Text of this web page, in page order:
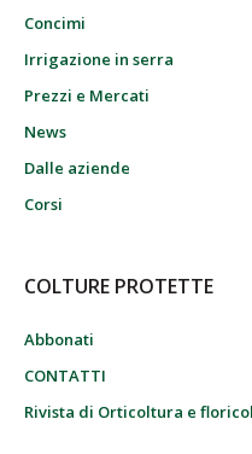
Concimi
Irrigazione in serra
Prezzi e Mercati
News
Dalle aziende
Corsi
COLTURE PROTETTE
Abbonati
CONTATTI
Rivista di Orticoltura e